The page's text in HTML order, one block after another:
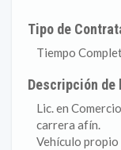
Tipo de
Tiempo
Descripción de
Lic. en
carrera afín.
Vehículo propio